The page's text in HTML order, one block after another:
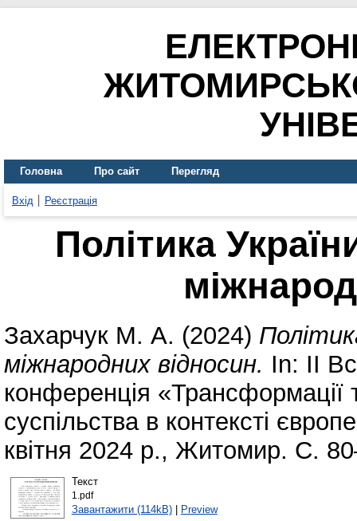
Головна Про сайт Перегляд
Вхід Реєстрація
Політика
Захарчук М. А. (2024)
міжнародних відносин. In: ІI
конференція «Трансформації
суспільства в контексті
квітня 2024 р., Житомир. С.
Текст
1.pdf
Завантажити (114kB)| Preview